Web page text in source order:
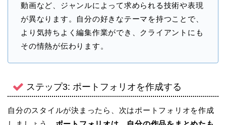
動画など、ジャンルによって求められる技術や表現
が異なります。自分の好きなテーマを持つことで、
より気持ちよく編集作業ができ、クライアントにも
その情熱が伝わります。
ステップ3: ポートフォリオを作成する
自分のスタイルが決まったら、次はポートフォリオを作成